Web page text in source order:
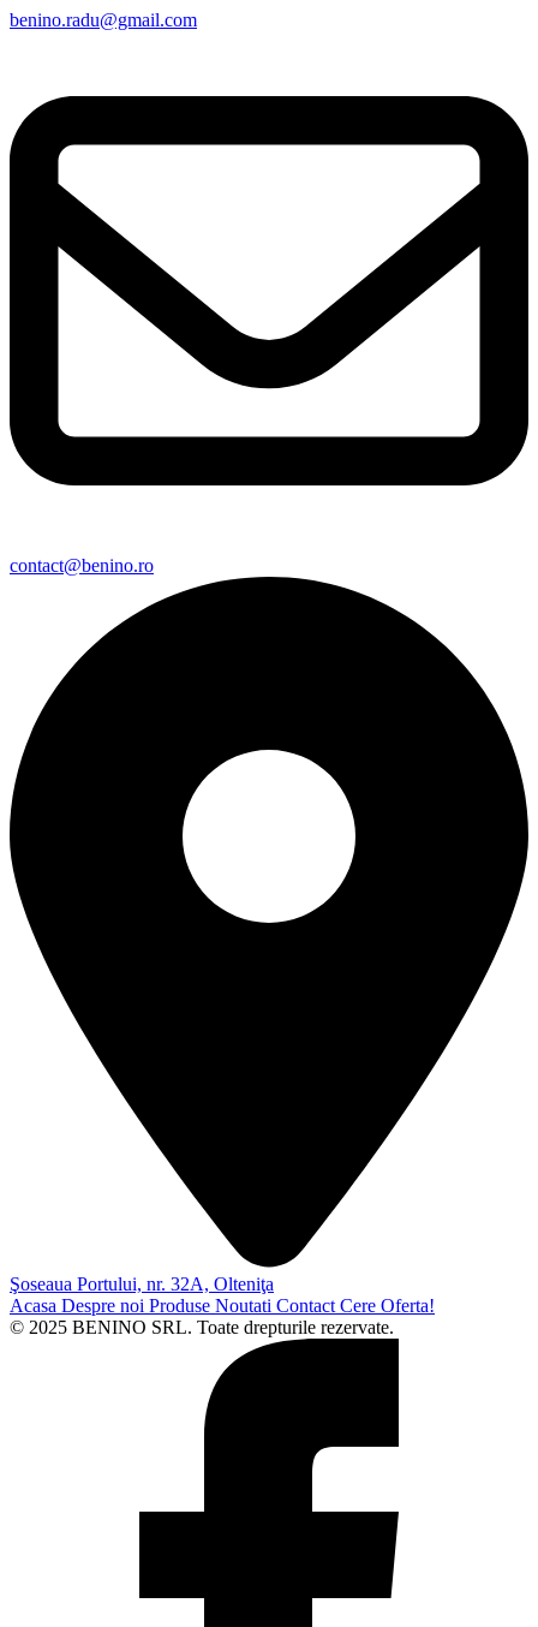
benino.radu@gmail.com
contact@benino.ro
Şoseaua Portului, nr. 32A, Olteniţa
Acasa Despre noi Produse Noutati Contact Cere Oferta!
© 2025 BENINO SRL. Toate drepturile rezervate.